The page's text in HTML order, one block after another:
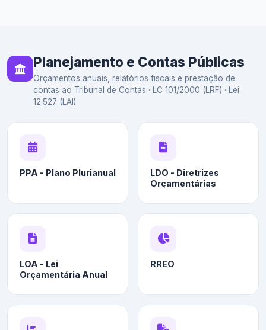
Planejamento e Contas Públicas
Orçamentos anuais, relatórios fiscais e prestação de
contas ao Tribunal de Contas · LC 101/2000 (LRF) · Lei
12.527 (LAI)
PPA - Plano Plurianual
LDO - Diretrizes
Orçamentárias
LOA - Lei
Orçamentária Anual
RREO